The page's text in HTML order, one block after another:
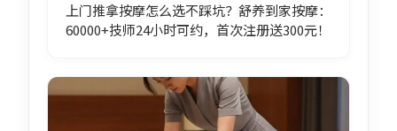
上门推拿按摩怎么选不踩坑？舒养到家按摩：
60000+技师24小时可约，首次注册送300元！